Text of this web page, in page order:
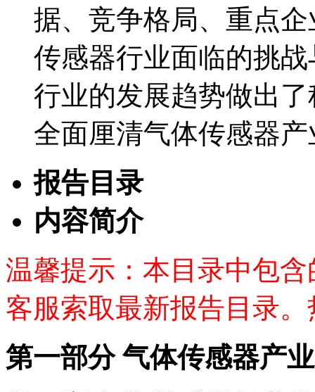
据、竞争格局、重点
传感器行业面临的挑
行业的发展趋势做出
全面厘清气体传感器
报告目录
内容简介
温馨提示：本目录中包
客服索取最新报告目录。
第一部分 气体传感器产